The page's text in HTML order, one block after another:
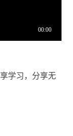
学习，分享无